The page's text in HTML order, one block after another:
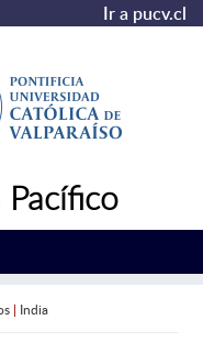
Ir a pucv.cl
Pacífico
| India